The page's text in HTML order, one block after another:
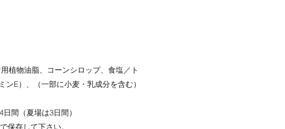
植物油脂、コーンシロップ、食塩／ト
E）、（一部に小麦・乳成分を含む）
間（夏場は3日間）
保存して下さい。